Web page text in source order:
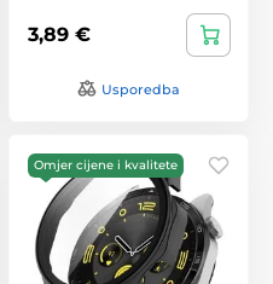
3,89 €
Usporedba
Omjer cijene i kvalitete